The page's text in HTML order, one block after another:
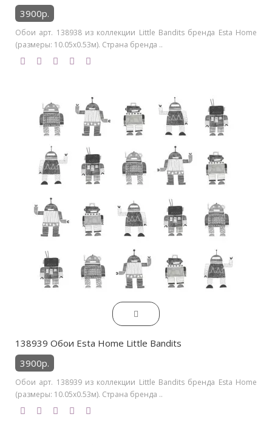
3900р.
Обои арт. 138938 из коллекции Little Bandits бренда Esta Home
(размеры: 10.05х0.53м). Страна бренда ..
138939 Обои Esta Home Little Bandits
3900р.
Обои арт. 138939 из коллекции Little Bandits бренда Esta Home
(размеры: 10.05х0.53м). Страна бренда ..